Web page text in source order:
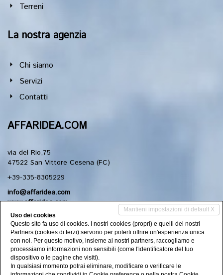
Terreni
La nostra agenzia
Chi siamo
Servizi
Contatti
AFFARIDEA.COM
via del Rio,75
47522 San Vittore Cesena (FC)
+39-335-8305229
info@affaridea.com
www.affaridea.com
Social Networks
Seguici sui nostri canali social
Mantieni impostazioni di default X
Uso dei cookies
Questo sito fa uso di cookies. I nostri cookies (propri) e quelli dei nostri
Partners (cookies di terzi) servono per poterti offrire un'esperienza unica
con noi. Per questo motivo, insieme ai nostri partners, raccogliamo e
processiamo informazioni non sensibili (come l'identificatore del tuo
dispositivo o le pagine che visiti).
In qualsiasi momento potrai eliminare, modificare o verificare le